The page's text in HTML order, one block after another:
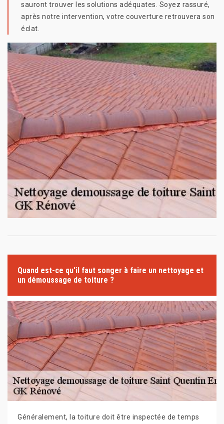
sauront trouver les solutions adéquates. Soyez rassuré,
après notre intervention, votre couverture retrouvera son
éclat.
Quand est-ce qu'il faut songer à faire un nettoyage et
un démoussage de toiture ?
Généralement, la toiture doit être inspectée de temps